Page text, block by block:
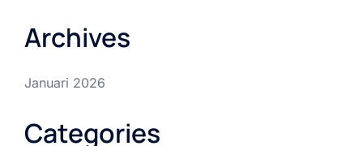
Archives
Januari 2026
Categories